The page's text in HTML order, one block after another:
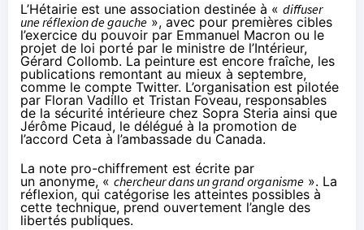
L’Hétairie est une association destinée à « diffuser
une réflexion de gauche », avec pour premières cibles
l’exercice du pouvoir par Emmanuel Macron ou le
projet de loi porté par le ministre de l’Intérieur,
Gérard Collomb. La peinture est encore fraîche, les
publications remontant au mieux à septembre,
comme le compte Twitter. L’organisation est pilotée
par Floran Vadillo et Tristan Foveau, responsables
de la sécurité intérieure chez Sopra Steria ainsi que
Jérôme Picaud, le délégué à la promotion de
l’accord Ceta à l’ambassade du Canada.
La note pro-chiffrement est écrite par
un anonyme, « chercheur dans un grand organisme ». La
réflexion, qui catégorise les atteintes possibles à
cette technique, prend ouvertement l’angle des
libertés publiques.